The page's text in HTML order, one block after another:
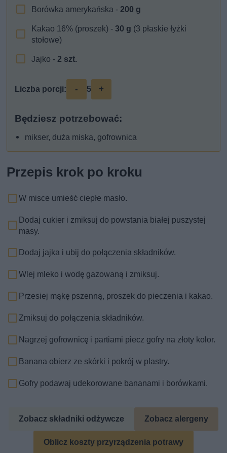
Borówka amerykańska -200 g
Kakao 16% (proszek) -30 g (3 płaskie łyżki
stołowe)
Jajko -2 szt.
Liczba porcji: - 5 +
Będziesz potrzebować:
mikser, duża miska, gofrownica
Przepis krok po kroku
W misce umieść ciepłe masło.
Dodaj cukier i zmiksuj do powstania białej puszystej
masy.
Dodaj jajka i ubij do połączenia składników.
Wlej mleko i wodę gazowaną i zmiksuj.
Przesiej mąkę pszenną, proszek do pieczenia i kakao.
Zmiksuj do połączenia składników.
Nagrzej gofrownicę i partiami piecz gofry na złoty kolor.
Banana obierz ze skórki i pokrój w plastry.
Gofry podawaj udekorowane bananami i borówkami.
Zobacz składniki odżywcze Zobacz alergeny
Oblicz koszty przyrządzenia potrawy